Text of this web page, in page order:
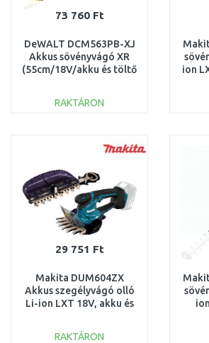
73 760 Ft
DeWALT DCM563PB-XJ
Akkus sövényvágó XR
(55cm/18V/akku és töltő
RAKTÁRON
Összehasonlítás
ion
29 751 Ft
Makita DUM604ZX
Akkus szegélyvágó olló
Li-ion LXT 18V, akku és
RAKTÁRON